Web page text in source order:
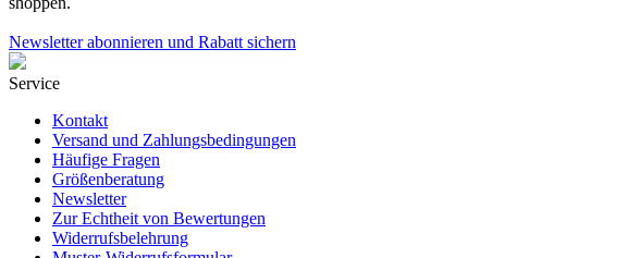
Newsletter abonnieren und Rabatt sichern
Service
Kontakt
Versand und Zahlungsbedingungen
Häufige Fragen
Größenberatung
Newsletter
Zur Echtheit von Bewertungen
Widerrufsbelehrung